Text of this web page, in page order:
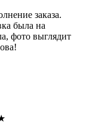
заказа.
была на
фото выглядит